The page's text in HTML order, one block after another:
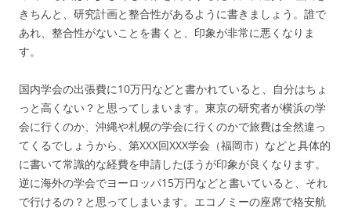
きちんと、研究計画と整合性があるように書きましょう。誰で
あれ、整合性がないことを書くと、印象が非常に悪くなりま
す。
国内学会の出張費に10万円などと書かれていると、自分はちょ
っと高くない？と思ってしまいます。東京の研究者が横浜の学
会に行くのか、沖縄や札幌の学会に行くのかで旅費は全然違っ
てくるでしょうから、第XXX回XXX学会（福岡市）などと具体的
に書いて常識的な経費を申請したほうが印象が良くなります。
逆に海外の学会でヨーロッパ15万円などと書いていると、それ
で行けるの？と思ってしまいます。エコノミーの座席で格安航